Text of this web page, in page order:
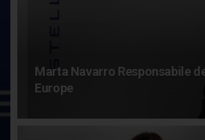
Marta Navarro Responsabile
Europe